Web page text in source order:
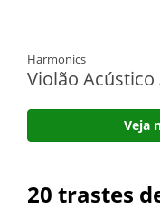
Harmonics
Violão Acústico
Veja
20 trastes